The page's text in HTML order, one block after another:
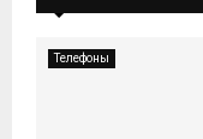
Телефоны